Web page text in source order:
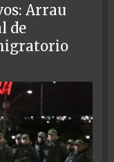
Arrau
de